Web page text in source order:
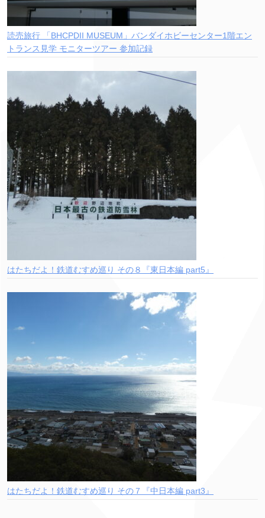
読売旅行 「BHCPDII MUSEUM」バンダイホビーセンター1階エン
トランス見学 モニターツアー 参加記録
はたちだよ！鉄道むすめ巡り その８『東日本編 part5』
はたちだよ！鉄道むすめ巡り その７『中日本編 part3』